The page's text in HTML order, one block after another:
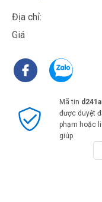
Địa chỉ:
Giá
Mã tin
được duyệt
phạm hoặc
giúp